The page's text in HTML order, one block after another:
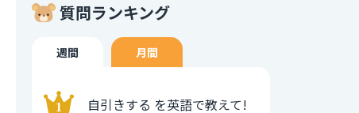
質問ランキング
週間 月間
自引きする を英語で教えて!